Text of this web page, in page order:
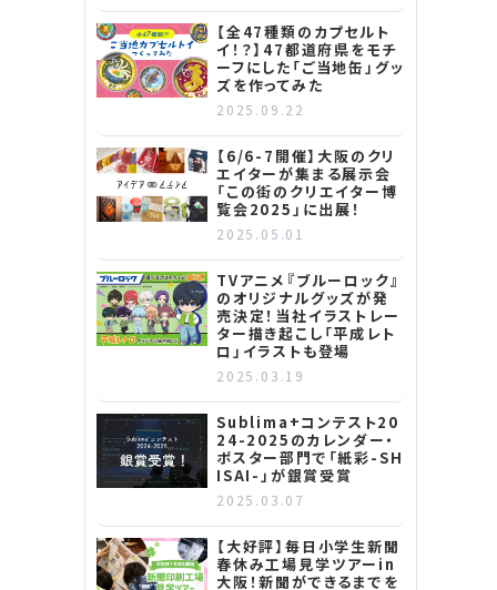
【全47種類のカプセルト
イ！？】47都道府県をモチ
ーフにした「ご当地缶」グッ
ズを作ってみた
2025.09.22
【6/6-7開催】大阪のクリ
エイターが集まる展示会
「この街のクリエイター博
覧会2025」に出展！
2025.05.01
TVアニメ『ブルーロック』
のオリジナルグッズが発
売決定！当社イラストレー
ター描き起こし「平成レト
ロ」イラストも登場
2025.03.19
Sublima+コンテスト20
24-2025のカレンダー・
ポスター部門で「紙彩-SH
ISAI-」が銀賞受賞
2025.03.07
【大好評】毎日小学生新聞
春休み工場見学ツアーin
大阪！新聞ができるまでを